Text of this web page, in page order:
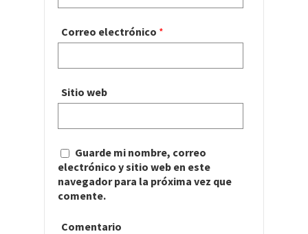
Correo electrónico *
Sitio web
Guarde mi nombre, correo
electrónico y sitio web en este
navegador para la próxima vez que
comente.
Comentario